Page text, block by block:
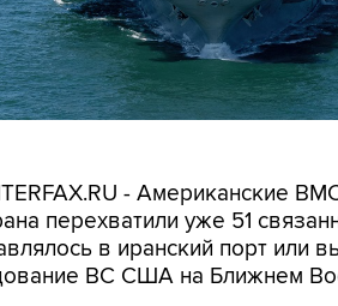
- Американские
перехватили уже 51
в иранский порт или
ВС США на Ближнем